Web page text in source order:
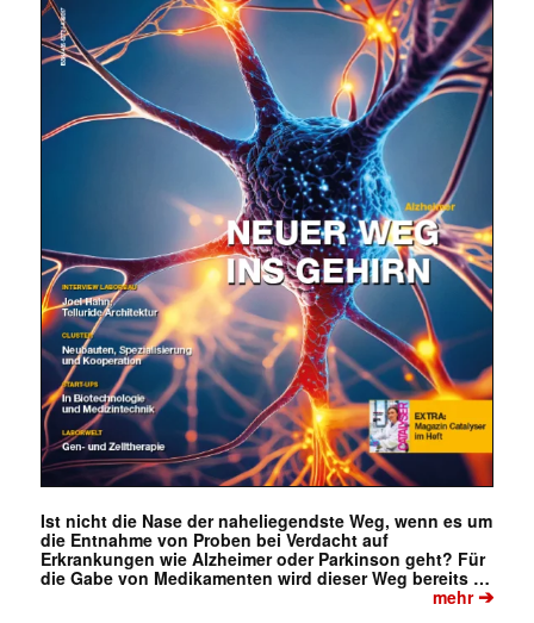
✕
Ist nicht die Nase der naheliegendste Weg, wenn es um
die Entnahme von Proben bei Verdacht auf
Erkrankungen wie Alzheimer oder Parkinson geht? Für
die Gabe von Medikamenten wird dieser Weg bereits …
mehr➔